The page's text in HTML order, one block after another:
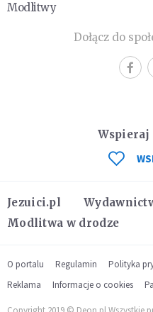
Modlitwy
Dołącz do
Jezuici.pl
Modlitwa w drodze
Wspieraj
O portalu Regulamin Polityka
Reklama
Informacje o cookies